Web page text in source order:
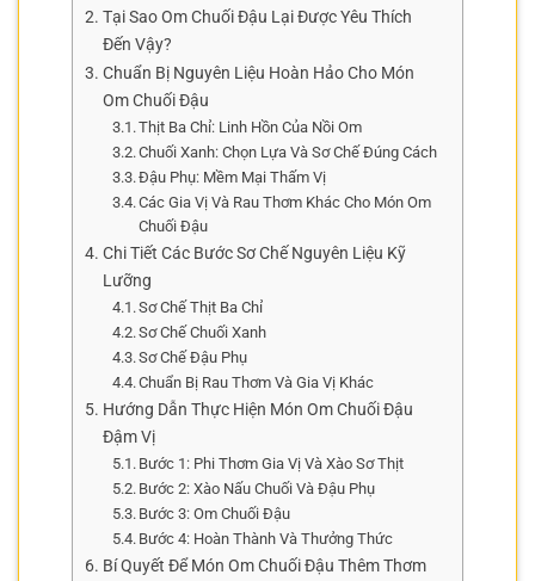
Tại Sao Om Chuối Đậu Lại Được Yêu Thích
Đến Vậy?
Chuẩn Bị Nguyên Liệu Hoàn Hảo Cho Món
Om Chuối Đậu
Thịt Ba Chỉ: Linh Hồn Của Nồi Om
Chuối Xanh: Chọn Lựa Và Sơ Chế Đúng Cách
Đậu Phụ: Mềm Mại Thấm Vị
Các Gia Vị Và Rau Thơm Khác Cho Món Om
Chuối Đậu
Chi Tiết Các Bước Sơ Chế Nguyên Liệu Kỹ
Lưỡng
Sơ Chế Thịt Ba Chỉ
Sơ Chế Chuối Xanh
Sơ Chế Đậu Phụ
Chuẩn Bị Rau Thơm Và Gia Vị Khác
Hướng Dẫn Thực Hiện Món Om Chuối Đậu
Đậm Vị
Bước 1: Phi Thơm Gia Vị Và Xào Sơ Thịt
Bước 2: Xào Nấu Chuối Và Đậu Phụ
Bước 3: Om Chuối Đậu
Bước 4: Hoàn Thành Và Thưởng Thức
Bí Quyết Để Món Om Chuối Đậu Thêm Thơm